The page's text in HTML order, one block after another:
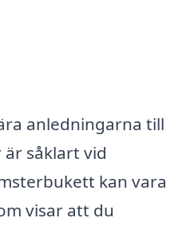
anledningarna till
såklart vid
kan vara
visar att du